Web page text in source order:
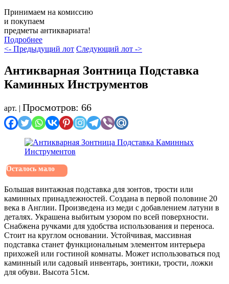
Принимаем на комиссию
и покупаем
предметы антиквариата!
Подробнее
<- Предыдущий лот Следующий лот ->
Антикварная Зонтница Подставка
Каминных Инструментов
арт. | Просмотров: 66
Осталось мало
Большая винтажная подставка для зонтов, трости или
каминных принадлежностей. Создана в первой половине 20
века в Англии. Произведена из меди с добавлением латуни в
деталях. Украшена выбитым узором по всей поверхности.
Снабжена ручками для удобства использования и переноса.
Стоит на круглом основании. Устойчивая, массивная
подставка станет функциональным элементом интерьера
прихожей или гостиной комнаты. Может использоваться под
каминный или садовый инвентарь, зонтики, трости, ложки
для обуви. Высота 51см.